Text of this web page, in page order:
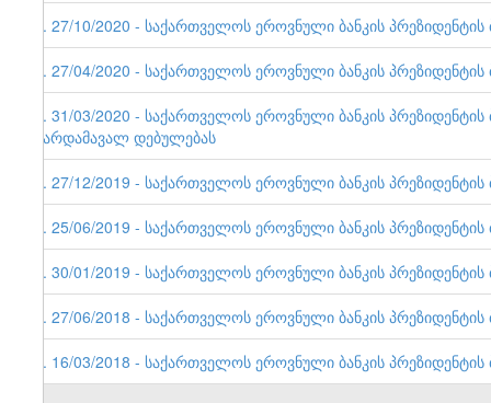
8. 27/10/2020 - საქართველოს ეროვნული ბანკის
7. 27/04/2020 - საქართველოს ეროვნული ბანკის
6. 31/03/2020 - საქართველოს ეროვნული ბანკის
გარდამავალ დებულებას
5. 27/12/2019 - საქართველოს ეროვნული ბანკის
4. 25/06/2019 - საქართველოს ეროვნული ბანკის
3. 30/01/2019 - საქართველოს ეროვნული ბანკის
2. 27/06/2018 - საქართველოს ეროვნული ბანკის
1. 16/03/2018 - საქართველოს ეროვნული ბანკის